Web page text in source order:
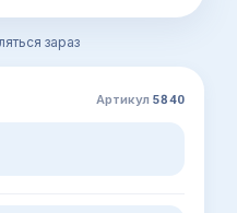
зараз
Артикул5840